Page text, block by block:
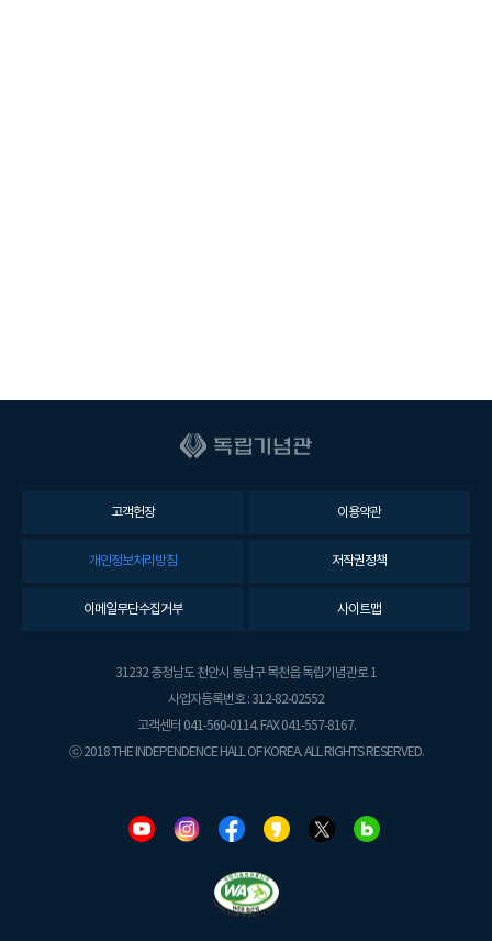
고객헌장 이용약관
개인정보처리방침 저작권정책
이메일무단수집거부 사이트맵
31232 충청남도 천안시 동남구 목천읍 독립기념관로 1
사업자등록번호 : 312-82-02552
고객센터 041-560-0114. FAX 041-557-8167.
ⓒ 2018 THE INDEPENDENCE HALL OF KOREA. ALL RIGHTS RESERVED.